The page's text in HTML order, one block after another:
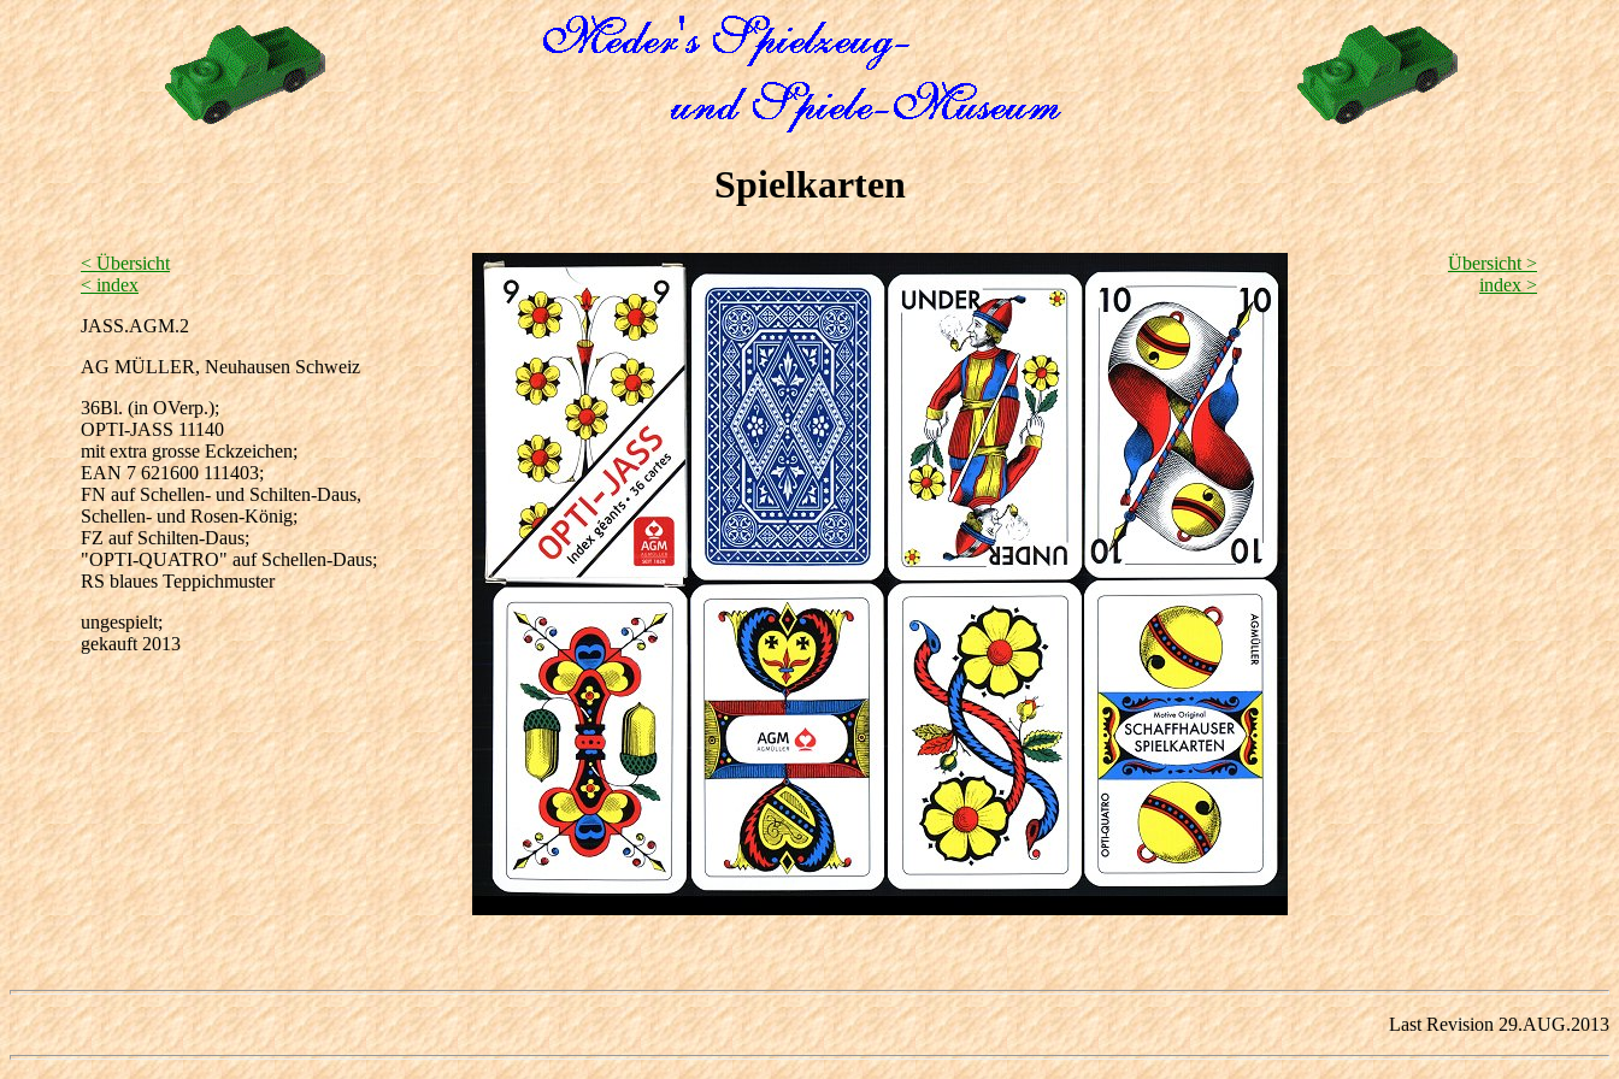
Spielkarten
< Übersicht
< index
JASS.AGM.2
AG MÜLLER, Neuhausen Schweiz
36Bl. (in OVerp.);
OPTI-JASS 11140
mit extra grosse Eckzeichen;
EAN 7 621600 111403;
FN auf Schellen- und Schilten-Daus,
Schellen- und Rosen-König;
FZ auf Schilten-Daus;
"OPTI-QUATRO" auf Schellen-Daus;
RS blaues Teppichmuster
ungespielt;
gekauft 2013
Übersicht >
index >
Last Revision 29.AUG.2013